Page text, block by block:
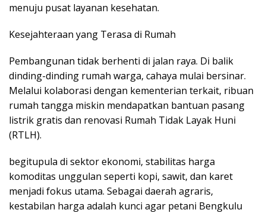
menuju pusat layanan kesehatan.
​Kesejahteraan yang Terasa di Rumah
​Pembangunan tidak berhenti di jalan raya. Di balik
dinding-dinding rumah warga, cahaya mulai bersinar.
Melalui kolaborasi dengan kementerian terkait, ribuan
rumah tangga miskin mendapatkan bantuan pasang
listrik gratis dan renovasi Rumah Tidak Layak Huni
(RTLH).
​begitupula di sektor ekonomi, stabilitas harga
komoditas unggulan seperti kopi, sawit, dan karet
menjadi fokus utama. Sebagai daerah agraris,
kestabilan harga adalah kunci agar petani Bengkulu